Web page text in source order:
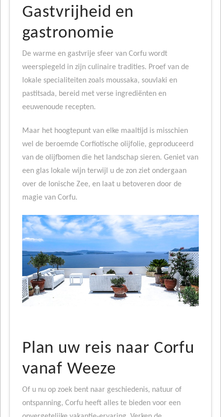
Gastvrijheid en
gastronomie
De warme en gastvrije sfeer van Corfu wordt
weerspiegeld in zijn culinaire tradities. Proef van de
lokale specialiteiten zoals moussaka, souvlaki en
pastitsada, bereid met verse ingrediënten en
eeuwenoude recepten.
Maar het hoogtepunt van elke maaltijd is misschien
wel de beroemde Corfiotische olijfolie, geproduceerd
van de olijfbomen die het landschap sieren. Geniet van
een glas lokale wijn terwijl u de zon ziet ondergaan
over de Ionische Zee, en laat u betoveren door de
magie van Corfu.
Plan uw reis naar Corfu
vanaf Weeze
Of u nu op zoek bent naar geschiedenis, natuur of
ontspanning, Corfu heeft alles te bieden voor een